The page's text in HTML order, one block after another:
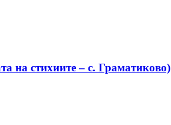
на стихиите – с. Граматиково)